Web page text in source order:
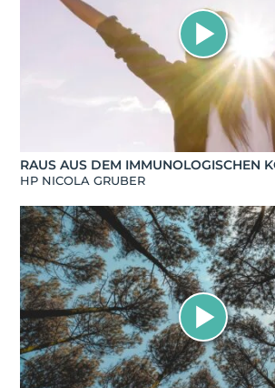
RAUS AUS DEM IMMUNOLOGISCHEN
HP NICOLA GRUBER